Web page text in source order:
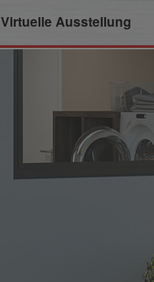
Virtuelle Ausstellung